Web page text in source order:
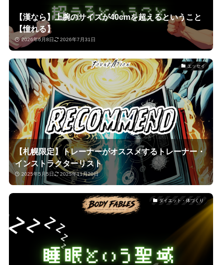
【漢なら】上腕のサイズが40cmを超えるということ
【憧れる】
2026年6月8日 2026年7月31日
エッセイ
【札幌限定】トレーナーがオススメするトレーナー・
インストラクターリスト
2025年5月5日 2025年11月20日
ダイエット・体づくり